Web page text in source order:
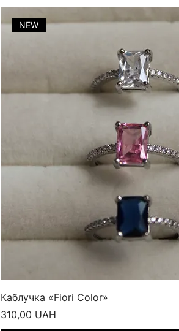
NEW
Каблучка «Fiori Color»
Ціна
310,00 UAH